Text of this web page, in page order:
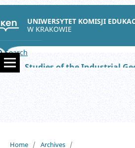
UNIWERSYTET KOMISJI
W KRAKOWIE
Search
Home / Archives /